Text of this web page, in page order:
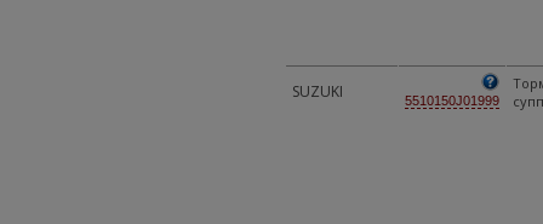
SUZUKI 5510150J01999